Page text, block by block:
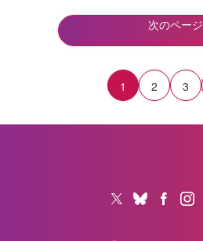
次のページ
1 2 3